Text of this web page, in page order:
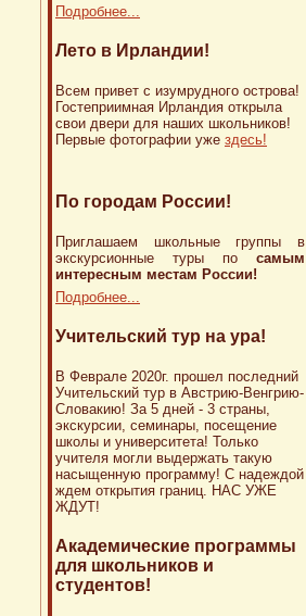
Подробнее...
Лето в Ирландии!
Всем привет с изумрудного острова!
Гостеприимная Ирландия открыла
свои двери для наших школьников!
Первые фотографии уже здесь!
По городам России!
Приглашаем школьные группы в
экскурсионные туры по самым
интересным местам России!
Подробнее...
Учительский тур на ура!
В Феврале 2020г. прошел последний
Учительский тур в Австрию-Венгрию-
Словакию! За 5 дней - 3 страны,
экскурсии, семинары, посещение
школы и университета! Только
учителя могли выдержать такую
насыщенную программу! С надеждой
ждем открытия границ. НАС УЖЕ
ЖДУТ!
Академические программы
для школьников и
студентов!